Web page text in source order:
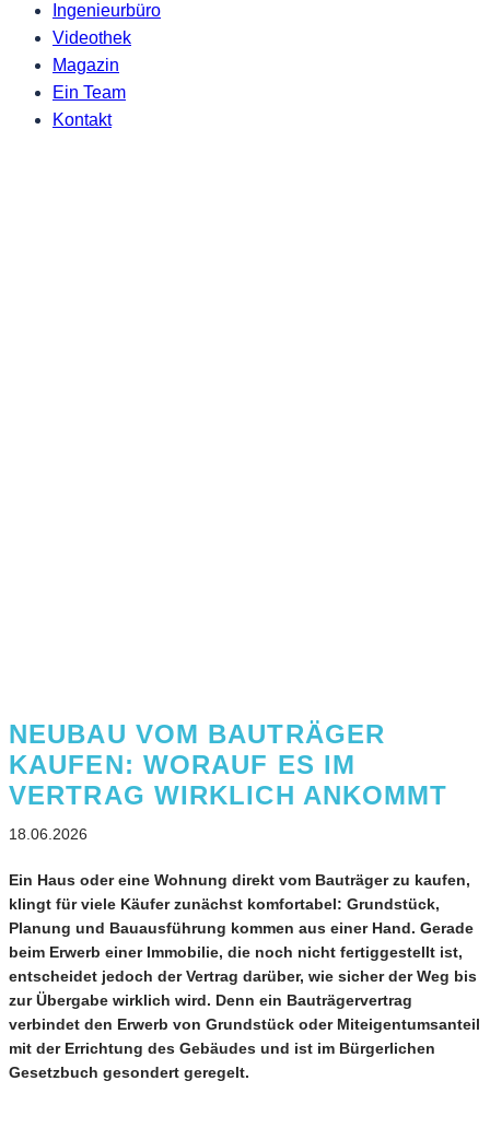
Ingenieurbüro
Videothek
Magazin
Ein Team
Kontakt
NEUBAU VOM BAUTRÄGER
KAUFEN: WORAUF ES IM
VERTRAG WIRKLICH ANKOMMT
18.06.2026
Ein Haus oder eine Wohnung direkt vom Bauträger zu kaufen,
klingt für viele Käufer zunächst komfortabel: Grundstück,
Planung und Bauausführung kommen aus einer Hand. Gerade
beim Erwerb einer Immobilie, die noch nicht fertiggestellt ist,
entscheidet jedoch der Vertrag darüber, wie sicher der Weg bis
zur Übergabe wirklich wird. Denn ein Bauträgervertrag
verbindet den Erwerb von Grundstück oder Miteigentumsanteil
mit der Errichtung des Gebäudes und ist im Bürgerlichen
Gesetzbuch gesondert geregelt.